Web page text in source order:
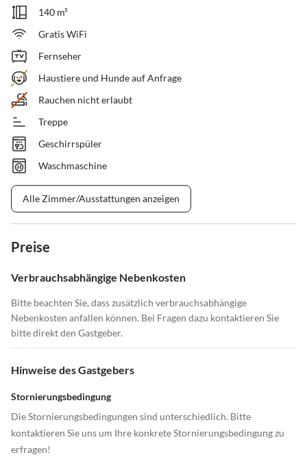
140 m²
Gratis WiFi
Fernseher
Haustiere und Hunde auf Anfrage
Rauchen nicht erlaubt
Treppe
Geschirrspüler
Waschmaschine
Alle Zimmer/Ausstattungen anzeigen
Preise
Verbrauchsabhängige Nebenkosten
Bitte beachten Sie, dass zusätzlich verbrauchsabhängige
Nebenkosten anfallen können. Bei Fragen dazu kontaktieren Sie
bitte direkt den Gastgeber.
Hinweise des Gastgebers
Stornierungsbedingung
Die Stornierungsbedingungen sind unterschiedlich. Bitte
kontaktieren Sie uns um Ihre konkrete Stornierungsbedingung zu
erfragen!